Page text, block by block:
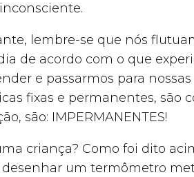
lembre-se que nós
de acordo com o que
e passarmos para
fixas e permanentes, são
são: IMPERMANENTES!
criança? Como foi dito
um termômetro